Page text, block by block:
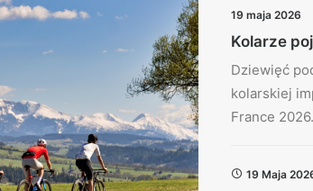
19 maja 2026
Kolarze
Dziewięć
kolarskiej
France
19 Maja